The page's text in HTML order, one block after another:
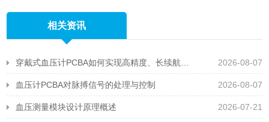
相关资讯
2026-08-07
2026-08-07
血压计PCBA对脉搏信号的处理与控制
2026-07-21
血压测量模块设计原理概述